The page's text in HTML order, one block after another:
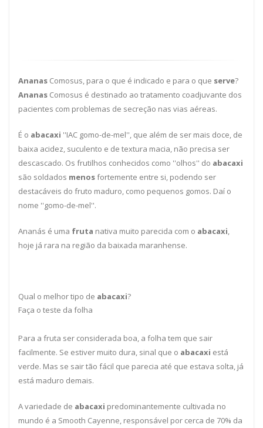
Ananas Comosus, para o que é indicado e para o que serve?
Ananas Comosus é destinado ao tratamento coadjuvante dos
pacientes com problemas de secreção nas vias aéreas.
É o abacaxi ''IAC gomo-de-mel'', que além de ser mais doce, de
baixa acidez, suculento e de textura macia, não precisa ser
descascado. Os frutilhos conhecidos como ''olhos'' do abacaxi
são soldados menosfortemente entre si, podendo ser
destacáveis do fruto maduro, como pequenos gomos. Daí o
nome ''gomo-de-mel''.
Ananás é uma fruta nativa muito parecida com o abacaxi
hoje já rara na região da baixada maranhense.
Qual o melhor tipo de abacaxi?
Faça o teste da folha
Para a fruta ser considerada boa, a folha tem que sair
facilmente. Se estiver muito dura, sinal que o abacaxi está
verde. Mas se sair tão fácil que parecia até que estava solta, já
está maduro demais.
A variedade de abacaxi predominantemente cultivada no
mundo é a Smooth Cayenne, responsável por cerca de 70% da